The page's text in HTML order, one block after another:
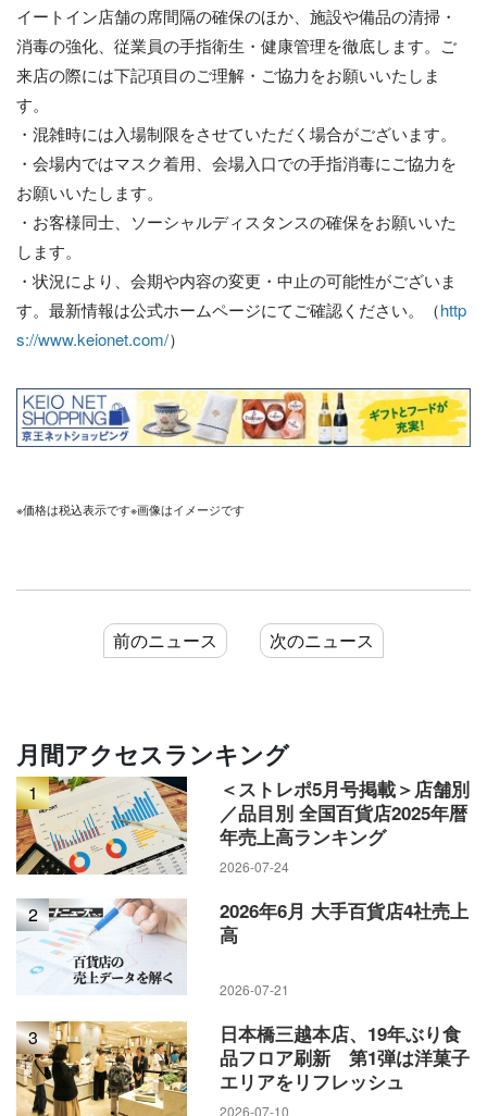
イートイン店舗の席間隔の確保のほか、施設や備品の清掃・
消毒の強化、従業員の手指衛生・健康管理を徹底します。ご
来店の際には下記項目のご理解・ご協力をお願いいたしま
す。
・混雑時には入場制限をさせていただく場合がございます。
・会場内ではマスク着用、会場入口での手指消毒にご協力を
お願いいたします。
・お客様同士、ソーシャルディスタンスの確保をお願いいた
します。
・状況により、会期や内容の変更・中止の可能性がございま
す。最新情報は公式ホームページにてご確認ください。（http
s://www.keionet.com/）
※価格は税込表示です※画像はイメージです
前のニュース 次のニュース
月間アクセスランキング
1
＜ストレポ5月号掲載＞店舗別
／品目別 全国百貨店2025年暦
年売上高ランキング
2026-07-24
2
2026年6月 大手百貨店4社売上
高
2026-07-21
3
日本橋三越本店、19年ぶり食
品フロア刷新 第1弾は洋菓子
エリアをリフレッシュ
2026-07-10